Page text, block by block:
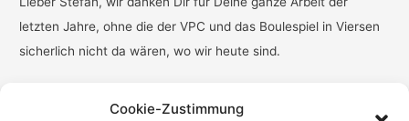
Cookie-Zustimmung
letzten Jahre, ohne die der VPC und das Boulespiel in Viersen
sicherlich nicht da wären, wo wir heute sind.